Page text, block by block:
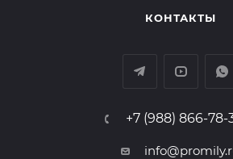
КОНТАКТЫ
+7 (988) 866-78-